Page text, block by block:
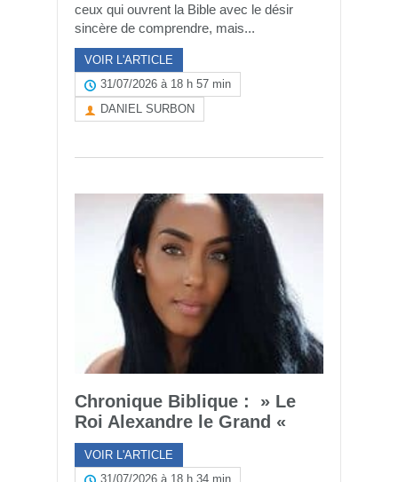
ceux qui ouvrent la Bible avec le désir
sincère de comprendre, mais...
VOIR L'ARTICLE
31/07/2026 à 18 h 57 min
DANIEL SURBON
Chronique Biblique : » Le
Roi Alexandre le Grand «
VOIR L'ARTICLE
31/07/2026 à 18 h 34 min